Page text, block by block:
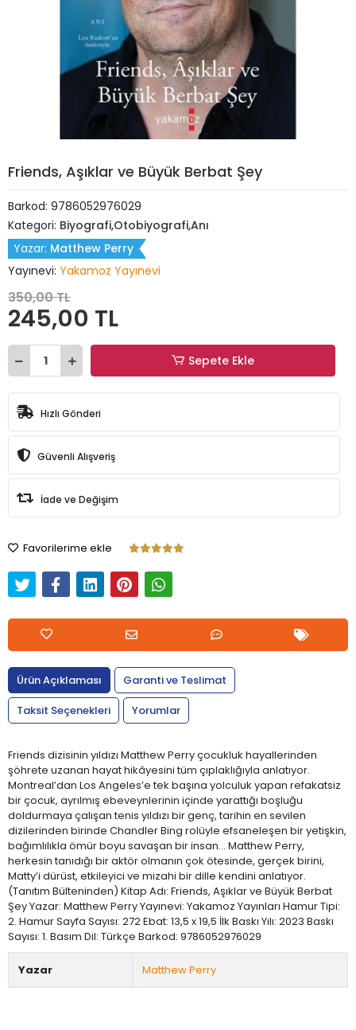
Friends, Aşıklar ve Büyük Berbat Şey
Barkod: 9786052976029
Kategori: Biyografi,Otobiyografi,Anı
Yazar: Matthew Perry
Yayınevi: Yakamoz Yayınevi
350,00 TL
245,00 TL
Sepete Ekle
Hızlı Gönderi
Güvenli Alışveriş
İade ve Değişim
Favorilerime ekle
Ürün Açıklaması
Garanti ve Teslimat
Taksit Seçenekleri
Yorumlar
Friends dizisinin yıldızı Matthew Perry çocukluk hayallerinden
şöhrete uzanan hayat hikâyesini tüm çıplaklığıyla anlatıyor.
Montreal’dan Los Angeles’e tek başına yolculuk yapan refakatsiz
bir çocuk, ayrılmış ebeveynlerinin içinde yarattığı boşluğu
doldurmaya çalışan tenis yıldızı bir genç, tarihin en sevilen
dizilerinden birinde Chandler Bing rolüyle efsaneleşen bir yetişkin,
bağımlılıkla ömür boyu savaşan bir insan… Matthew Perry,
herkesin tanıdığı bir aktör olmanın çok ötesinde, gerçek birini,
Matty’i dürüst, etkileyici ve mizahi bir dille kendini anlatıyor.
(Tanıtım Bülteninden) Kitap Adı: Friends, Aşıklar ve Büyük Berbat
Şey Yazar: Matthew Perry Yayınevi: Yakamoz Yayınları Hamur Tipi:
2. Hamur Sayfa Sayısı: 272 Ebat: 13,5 x 19,5 İlk Baskı Yılı: 2023 Baskı
Sayısı: 1. Basım Dil: Türkçe Barkod: 9786052976029
Yazar Matthew Perry